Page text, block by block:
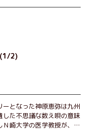
(1/2)
となった神原恵弥は九州
た不思議な数え唄の意味
崎大学の医学教授が、米